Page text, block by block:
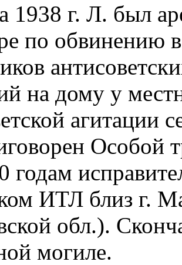
1938 г. Л. был
по обвинению
на дому у
агитации
годам
ИТЛ близ г.
обл.).
могиле.